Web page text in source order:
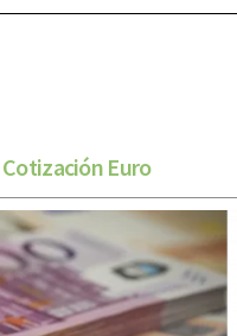
Cotización Euro